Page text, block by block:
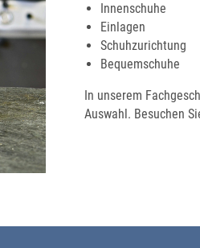
Innenschuhe
Einlagen
Schuhzurichtung
Bequemschuhe
In unserem
Auswahl. Besuchen